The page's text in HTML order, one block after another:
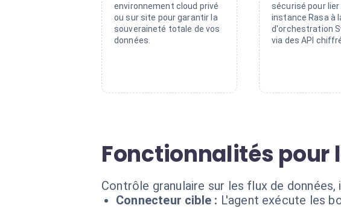
environnement cloud privé
ou sur site pour garantir la
souveraineté totale de vos
données.
sécurisé pour
instance Rasa à
d'orchestration
via des API
Fonctionnalités pour
Contrôle granulaire sur les flux de
Connecteur cible : L'agent exécute les